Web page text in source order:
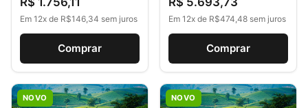
Em 12x de R$146,34 sem juros
Comprar
Em 12x de R$474,48 sem juros
Comprar
NOVO NOVO